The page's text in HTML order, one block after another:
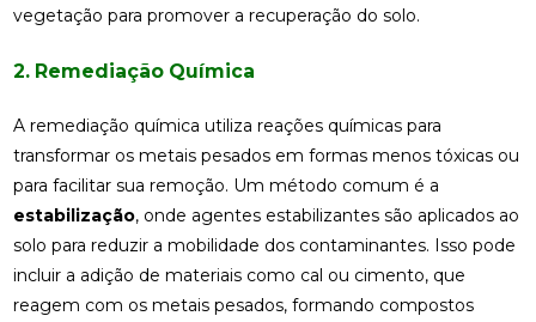
vegetação para promover a recuperação do solo.
2. Remediação Química
A remediação química utiliza reações químicas para
transformar os metais pesados em formas menos tóxicas ou
para facilitar sua remoção. Um método comum é a
estabilização, onde agentes estabilizantes são aplicados ao
solo para reduzir a mobilidade dos contaminantes. Isso pode
incluir a adição de materiais como cal ou cimento, que
reagem com os metais pesados, formando compostos